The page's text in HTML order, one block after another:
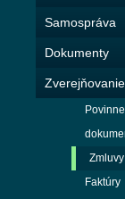
Samospráva
Dokumenty
Zverejňovanie
Zmluvy
Faktúry